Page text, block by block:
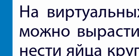
На
можно
нести яйца